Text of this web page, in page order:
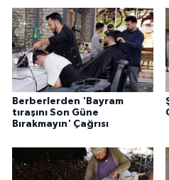
Berberlerden 'Bayram
tıraşını Son Güne
Bırakmayın' Çağrısı